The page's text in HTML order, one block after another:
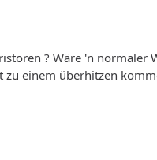
? Wäre 'n normaler
zu einem überhitzen